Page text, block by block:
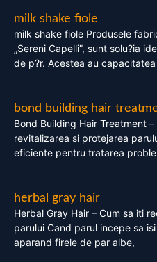
milk shake fiole
milk shake fiole Produsele
„Sereni Capelli”, sunt solu?ia
de p?r. Acestea au
bond building hair
Bond Building Hair Treatment
revitalizarea si protejarea
eficiente pentru tratarea
herbal gray hair
Herbal Gray Hair – Cum sa iti
parului Cand parul incepe sa
aparand firele de par albe,